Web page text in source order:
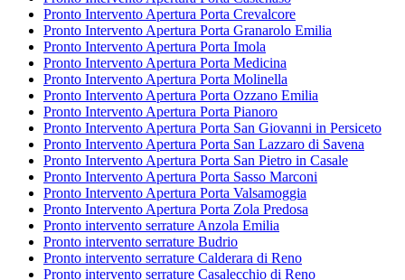
Pronto Intervento Apertura Porta Crevalcore
Pronto Intervento Apertura Porta Granarolo Emilia
Pronto Intervento Apertura Porta Imola
Pronto Intervento Apertura Porta Medicina
Pronto Intervento Apertura Porta Molinella
Pronto Intervento Apertura Porta Ozzano Emilia
Pronto Intervento Apertura Porta Pianoro
Pronto Intervento Apertura Porta San Giovanni in Persiceto
Pronto Intervento Apertura Porta San Lazzaro di Savena
Pronto Intervento Apertura Porta San Pietro in Casale
Pronto Intervento Apertura Porta Sasso Marconi
Pronto Intervento Apertura Porta Valsamoggia
Pronto Intervento Apertura Porta Zola Predosa
Pronto intervento serrature Anzola Emilia
Pronto intervento serrature Budrio
Pronto intervento serrature Calderara di Reno
Pronto intervento serrature Casalecchio di Reno